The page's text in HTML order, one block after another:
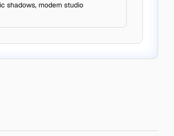
shadows, modern studio